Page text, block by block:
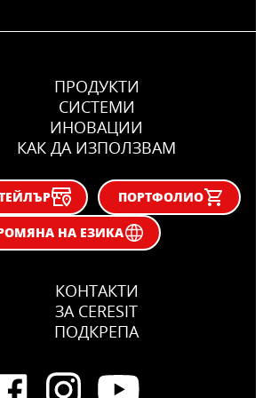
ПРОДУКТИ
СИСТЕМИ
ИНОВАЦИИ
КАК ДА ИЗПОЛЗВАМ
ПОРТФОЛИО
НА ЕЗИКА
КОНТАКТИ
ЗА CERESIT
ПОДКРЕПА